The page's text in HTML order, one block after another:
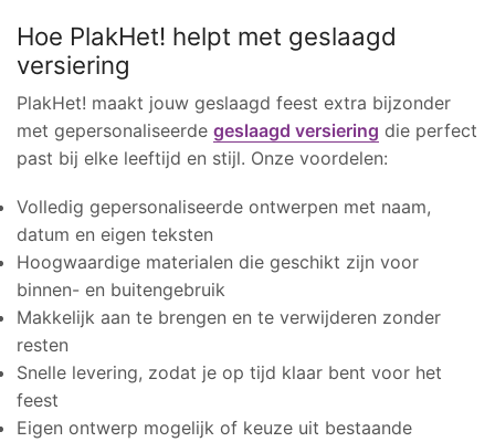
Hoe PlakHet! helpt met geslaagd
versiering
PlakHet! maakt jouw geslaagd feest extra bijzonder
met gepersonaliseerde geslaagd versiering die perfect
past bij elke leeftijd en stijl. Onze voordelen:
Volledig gepersonaliseerde ontwerpen met naam,
datum en eigen teksten
Hoogwaardige materialen die geschikt zijn voor
binnen- en buitengebruik
Makkelijk aan te brengen en te verwijderen zonder
resten
Snelle levering, zodat je op tijd klaar bent voor het
feest
Eigen ontwerp mogelijk of keuze uit bestaande